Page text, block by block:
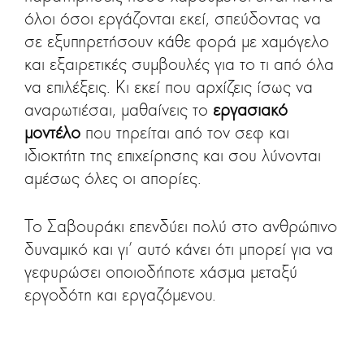
όλοι όσοι εργάζονται εκεί, σπεύδοντας να
σε εξυπηρετήσουν κάθε φορά με χαμόγελο
και εξαιρετικές συμβουλές για το τι από όλα
να επιλέξεις. Κι εκεί που αρχίζεις ίσως να
αναρωτιέσαι, μαθαίνεις το εργασιακό
μοντέλο που τηρείται από τον σεφ και
ιδιοκτήτη της επιχείρησης και σου λύνονται
αμέσως όλες οι απορίες.
Το Σαβουράκι επενδύει πολύ στο ανθρώπινο
δυναμικό και γι' αυτό κάνει ότι μπορεί για να
γεφυρώσει οποιοδήποτε χάσμα μεταξύ
εργοδότη και εργαζόμενου.